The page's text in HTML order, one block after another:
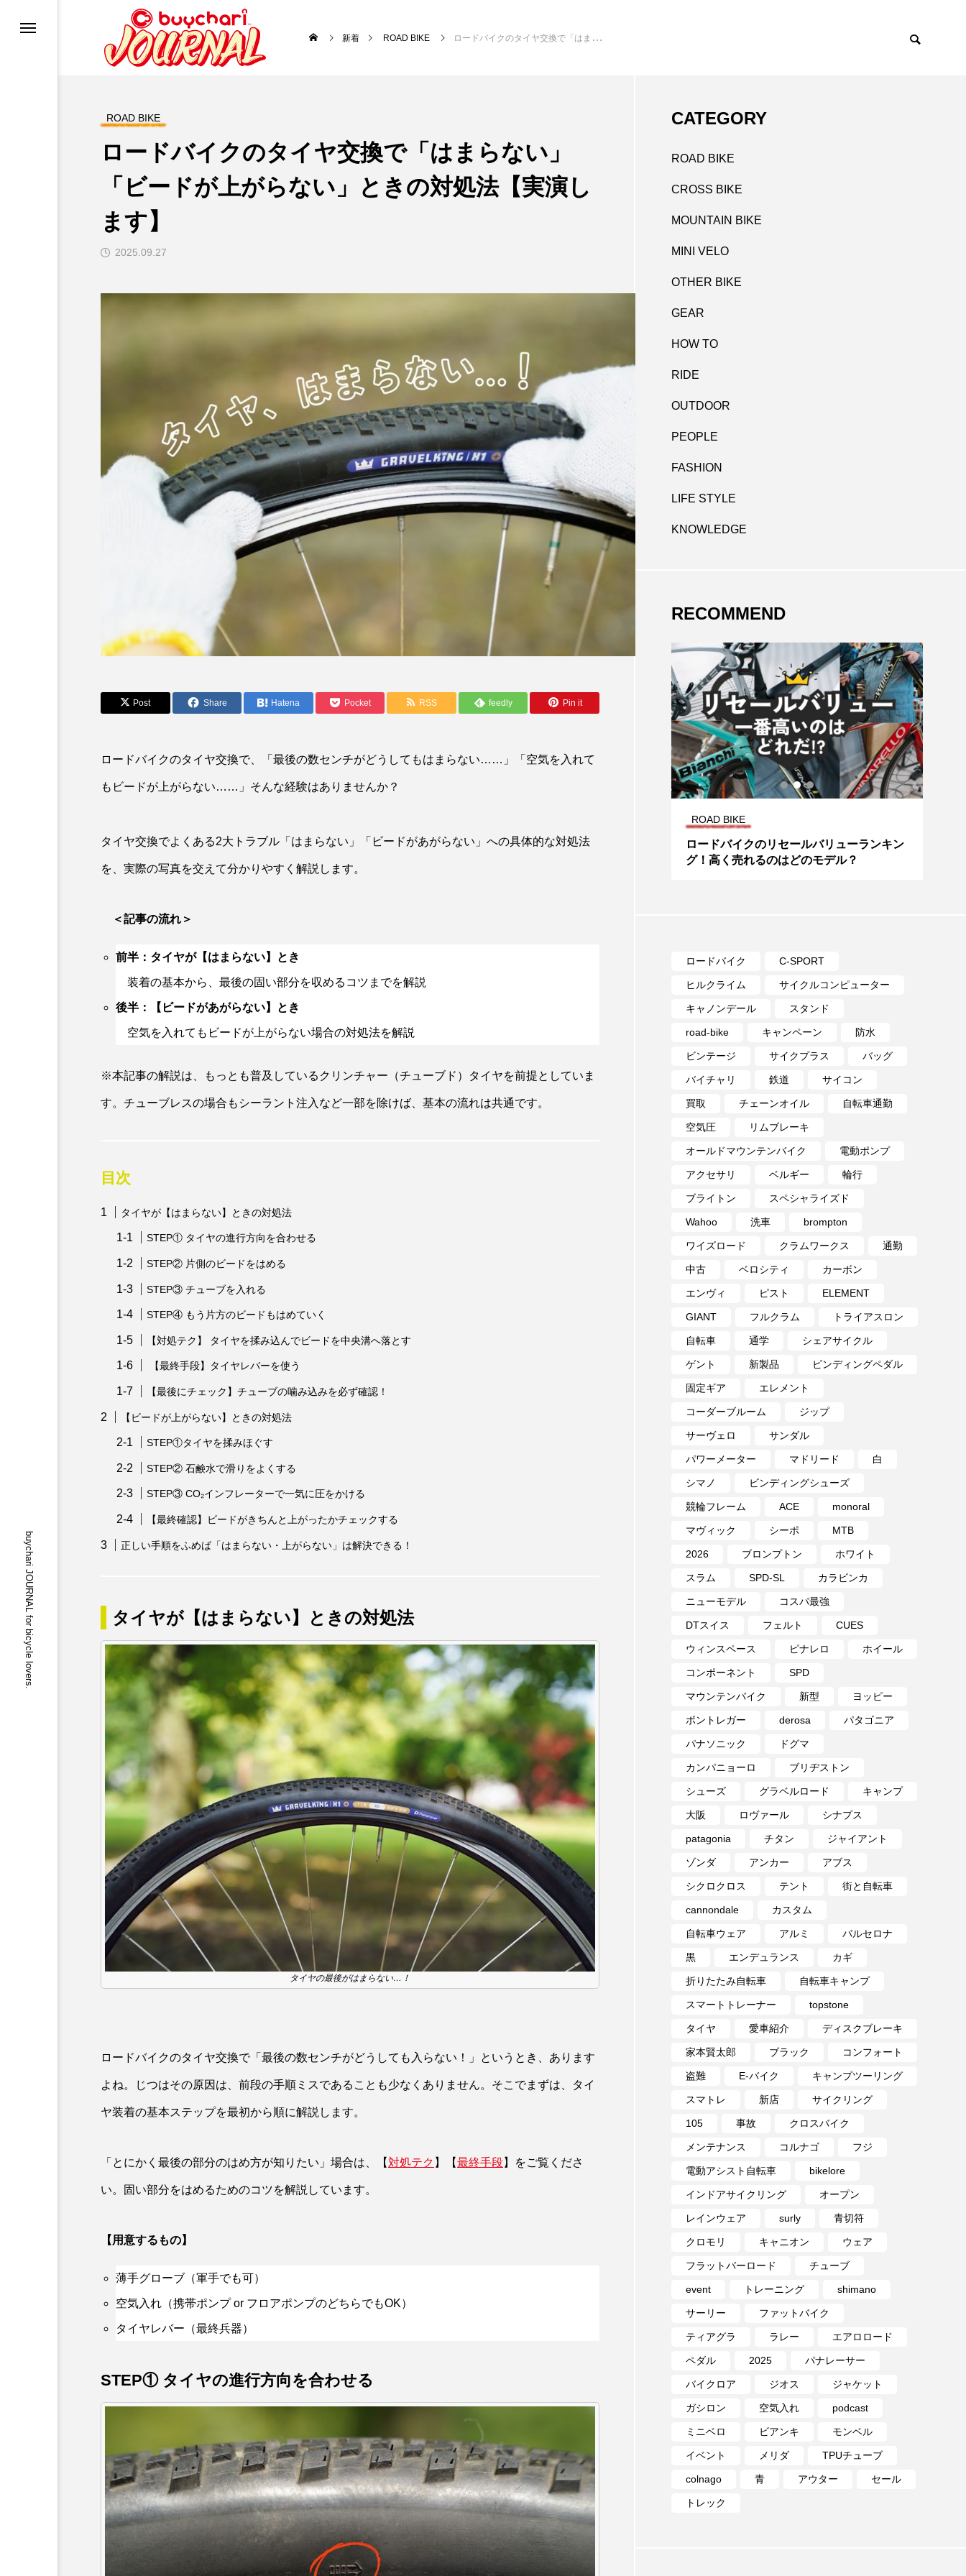
buychari JOURNAL for bicycle lovers.
イク
新着 ROAD BIKE ロードバイクのタイヤ交換で「はまらない」「ビードが上がらない」ときの対処法【実演します】
ROAD BIKE
ロードバイクのタイヤ交換で「はまらない」
「ビードが上がらない」ときの対処法【実演し
ます】
2025.09.27
Post Share Hatena Pocket RSS feedly Pin it
ロードバイクのタイヤ交換で、「最後の数センチがどうしてもはまらない……」「空気を入れて
もビードが上がらない……」そんな経験はありませんか？
タイヤ交換でよくある2大トラブル「はまらない」「ビードがあがらない」への具体的な対処法
を、実際の写真を交えて分かりやすく解説します。
＜記事の流れ＞
前半：タイヤが【はまらない】とき
装着の基本から、最後の固い部分を収めるコツまでを解説
後半：【ビードがあがらない】とき
空気を入れてもビードが上がらない場合の対処法を解説
※本記事の解説は、もっとも普及しているクリンチャー（チューブド）タイヤを前提としていま
す。チューブレスの場合もシーラント注入など一部を除けば、基本の流れは共通です。
目次
タイヤが【はまらない】ときの対処法
STEP① タイヤの進行方向を合わせる
STEP② 片側のビードをはめる
STEP③ チューブを入れる
STEP④ もう片方のビードもはめていく
【対処テク】 タイヤを揉み込んでビードを中央溝へ落とす
【最終手段】タイヤレバーを使う
【最後にチェック】チューブの噛み込みを必ず確認！
【ビードが上がらない】ときの対処法
STEP①タイヤを揉みほぐす
STEP② 石鹸水で滑りをよくする
STEP③ CO₂インフレーターで一気に圧をかける
【最終確認】ビードがきちんと上がったかチェックする
正しい手順をふめば「はまらない・上がらない」は解決できる！
タイヤが【はまらない】ときの対処法
タイヤの最後がはまらない…！
ロードバイクのタイヤ交換で「最後の数センチがどうしても入らない！」というとき、あります
よね。じつはその原因は、前段の手順ミスであることも少なくありません。そこでまずは、タイ
ヤ装着の基本ステップを最初から順に解説します。
「とにかく最後の部分のはめ方が知りたい」場合は、【対処テク 】【最終手段】をご覧くださ
い。固い部分をはめるためのコツを解説しています。
【用意するもの】
薄手グローブ（軍手でも可）
空気入れ（携帯ポンプ or フロアポンプのどちらでもOK）
タイヤレバー（最終兵器）
STEP① タイヤの進行方向を合わせる
CATEGORY
ROAD BIKE
CROSS BIKE
MOUNTAIN BIKE
MINI VELO
OTHER BIKE
GEAR
HOW TO
RIDE
OUTDOOR
PEOPLE
FASHION
LIFE STYLE
KNOWLEDGE
RECOMMEND
「パタゴニア」じつはサイクリストにもド
ンピシャだった！【自転車で使えるモノが
ざっくざく】
買ってはいけないロードバイクって？ 中古
ROAD BIKE
ロードバイクのリセールバリューランキン
グ！高く売れるのはどのモデル？
ロードバイク C-SPORT
ヒルクライム サイクルコンピューター
キャノンデール スタンド
road-bike キャンペーン 防水
ビンテージ サイクプラス バッグ
バイチャリ 鉄道 サイコン
買取 チェーンオイル 自転車通勤
空気圧 リムブレーキ
オールドマウンテンバイク 電動ポンプ
アクセサリ ベルギー 輪行
ブライトン スペシャライズド
Wahoo 洗車 brompton
ワイズロード クラムワークス 通勤
中古 ベロシティ カーボン
エンヴィ ピスト ELEMENT
GIANT フルクラム トライアスロン
自転車 通学 シェアサイクル
ゲント 新製品 ビンディングペダル
固定ギア エレメント
コーダーブルーム ジップ
サーヴェロ サンダル
パワーメーター マドリード 白
シマノ ビンディングシューズ
競輪フレーム ACE monoral
マヴィック シーポ MTB
2026 ブロンプトン ホワイト
スラム SPD-SL カラビンカ
ニューモデル コスパ最強
DTスイス フェルト CUES
ウィンスペース ピナレロ ホイール
コンポーネント SPD
マウンテンバイク 新型 ヨッピー
ボントレガー derosa パタゴニア
パナソニック ドグマ
カンパニョーロ ブリヂストン
シューズ グラベルロード キャンプ
大阪 ロヴァール シナプス
patagonia チタン ジャイアント
ゾンダ アンカー アブス
シクロクロス テント 街と自転車
cannondale カスタム
自転車ウェア アルミ バルセロナ
黒 エンデュランス カギ
折りたたみ自転車 自転車キャンプ
スマートトレーナー topstone
タイヤ 愛車紹介 ディスクブレーキ
家本賢太郎 ブラック コンフォート
盗難 E-バイク キャンプツーリング
スマトレ 新店 サイクリング
105 事故 クロスバイク
メンテナンス コルナゴ フジ
電動アシスト自転車 bikelore
インドアサイクリング オープン
レインウェア surly 青切符
クロモリ キャニオン ウェア
フラットバーロード チューブ
event トレーニング shimano
サーリー ファットバイク
ティアグラ ラレー エアロロード
ペダル 2025 パナレーサー
バイクロア ジオス ジャケット
ガシロン 空気入れ podcast
ミニベロ ビアンキ モンベル
イベント メリダ TPUチューブ
colnago 青 アウター セール
トレック